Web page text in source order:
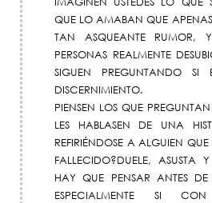
QUE LO AMABAN QUE
TAN ASQUEANTE
PERSONAS REALMENTE
SIGUEN PREGUNTANDO
DISCERNIMIENTO.
PIENSEN LOS QUE
LES HABLASEN DE UNA
REFIRIÉNDOSE A ALGUIEN
FALLECIDO?DUELE, ASUSTA
HAY QUE PENSAR ANTES DE
ESPECIALMENTE SI